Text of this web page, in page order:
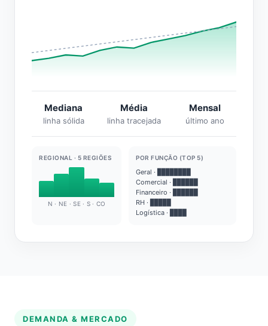
Mediana
linha sólida
Média
linha tracejada
Mensal
último ano
REGIONAL · 5 REGIÕES
N · NE · SE · S · CO
POR FUNÇÃO (TOP 5)
Geral · ████████
Comercial · ██████
Financeiro · ██████
RH · █████
Logística · ████
DEMANDA & MERCADO